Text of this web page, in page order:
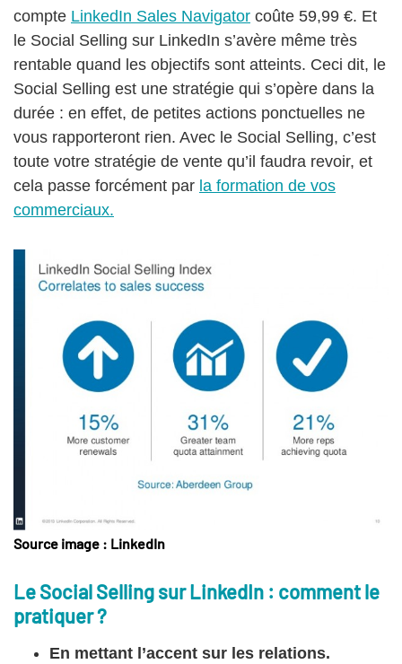
compte LinkedIn Sales Navigator coûte 59,99 €. Et
le Social Selling sur LinkedIn s’avère même très
rentable quand les objectifs sont atteints. Ceci dit, le
Social Selling est une stratégie qui s’opère dans la
durée : en effet, de petites actions ponctuelles ne
vous rapporteront rien. Avec le Social Selling, c’est
toute votre stratégie de vente qu’il faudra revoir, et
cela passe forcément par la formation de vos
commerciaux.
Source image : LinkedIn
Le Social Selling sur LinkedIn : comment le
pratiquer ?
En mettant l’accent sur les relations.